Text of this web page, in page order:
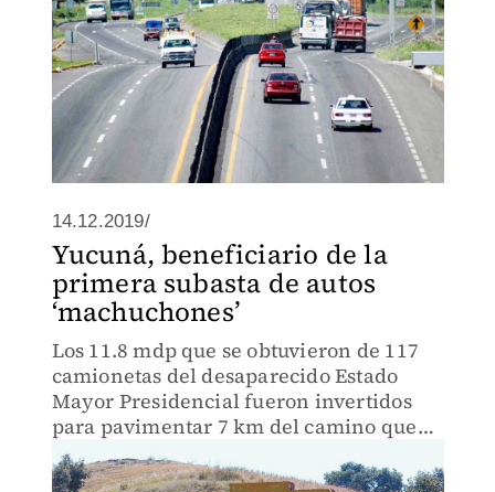
14.12.2019/
Yucuná, beneficiario de la
primera subasta de autos
‘machuchones’
Los 11.8 mdp que se obtuvieron de 117
camionetas del desaparecido Estado
Mayor Presidencial fueron invertidos
para pavimentar 7 km del camino que
comunica a este municipio, construir
una escuela y repartir 400 tinacos.